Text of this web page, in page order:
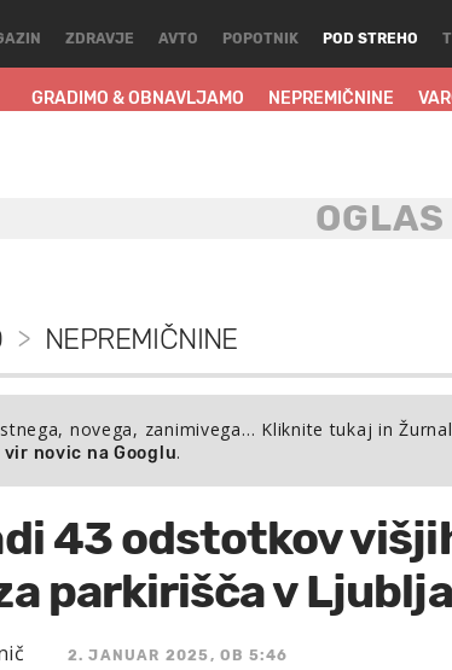
ZDRAVJE AVTO POPOTNIK POD STREHO
GRADIMO & OBNAVLJAMO NEPREMIČNINE
> NEPREMIČNINE
novega, zanimivega… Kliknite tukaj in
novic na Googlu.
43 odstotkov
parkirišča v
2. JANUAR 2025, OB 5:46